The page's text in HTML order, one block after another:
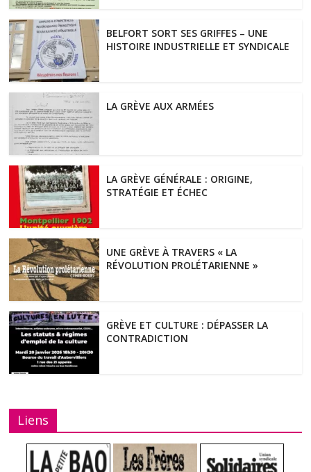
BELFORT SORT SES GRIFFES – UNE
HISTOIRE INDUSTRIELLE ET SYNDICALE
LA GRÈVE AUX ARMÉES
LA GRÈVE GÉNÉRALE : ORIGINE,
STRATÉGIE ET ÉCHEC
UNE GRÈVE À TRAVERS « LA
RÉVOLUTION PROLÉTARIENNE »
GRÈVE ET CULTURE : DÉPASSER LA
CONTRADICTION
Liens